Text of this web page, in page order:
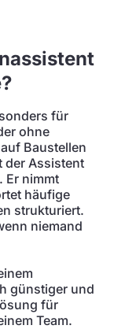
für
ohne
Baustellen
der Assistent
Er nimmt
häufige
strukturiert.
niemand
günstiger und
für
Team.